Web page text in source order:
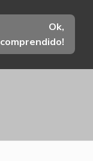
Ok,
comprendido!